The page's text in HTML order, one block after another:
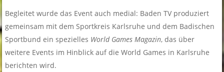
Begleitet wurde das Event auch medial: Baden TV produziert
gemeinsam mit dem Sportkreis Karlsruhe und dem Badischen
Sportbund ein spezielles World Games Magazin, das über
weitere Events im Hinblick auf die World Games in Karlsruhe
berichten wird.